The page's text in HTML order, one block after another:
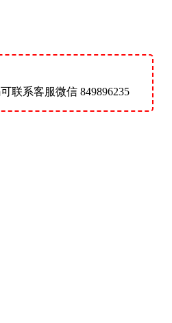
联系客服微信 849896235